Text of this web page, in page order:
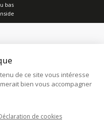
de ce site vous intéresse
bien vous accompagner
de cookies
bas